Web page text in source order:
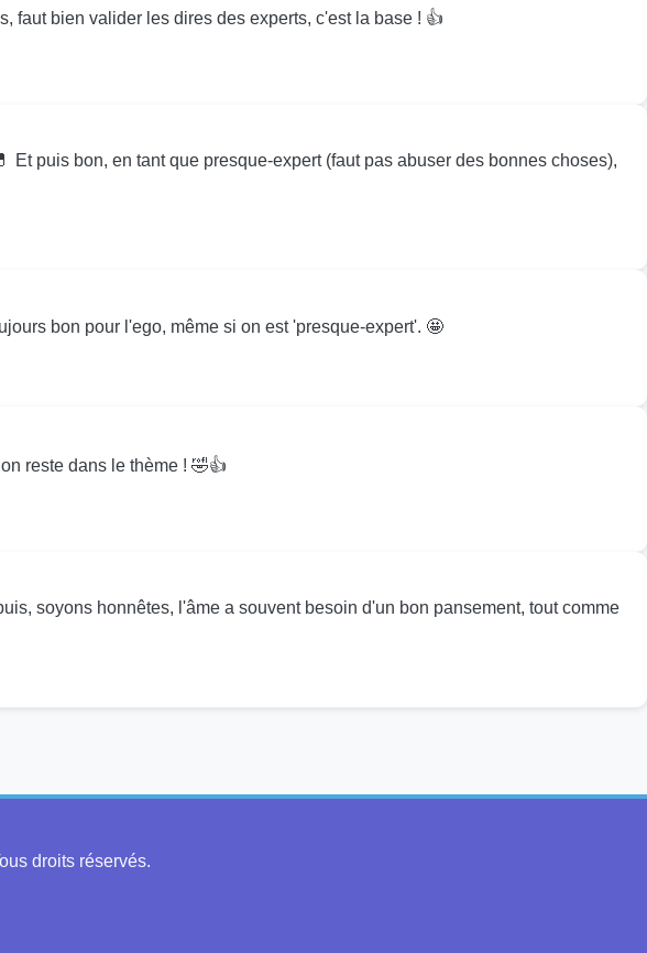
faut bien valider les dires des experts, c'est la base ! 👍
puis bon, en tant que presque-expert (faut pas abuser des bonnes choses),
bon pour l'ego, même si on est 'presque-expert'. 🤩
reste dans le thème ! 🤣👍
soyons honnêtes, l'âme a souvent besoin d'un bon pansement, tout comme
droits réservés.